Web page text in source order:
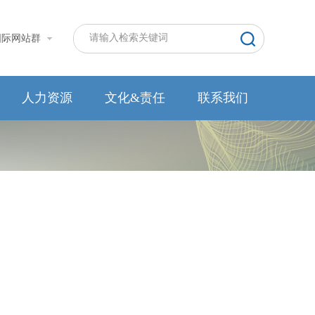
网站群
人力资源 文化&责任 联系我们